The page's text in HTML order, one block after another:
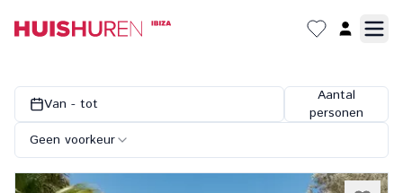
Van - tot
Aantal
personen
Geen voorkeur